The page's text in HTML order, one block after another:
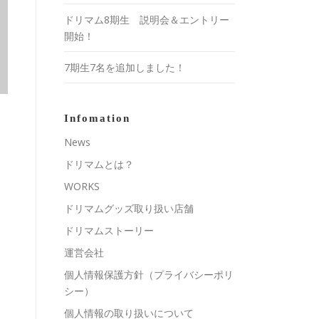
ドリマム8期生 説明会＆エントリー
開始！
7期生7名を追加しました！
Infomation
News
ドリマムとは？
WORKS
ドリマムグッズ取り扱い店舗
ドリマムストーリー
運営会社
個人情報保護方針（プライバシーポリ
シー）
個人情報の取り扱いについて